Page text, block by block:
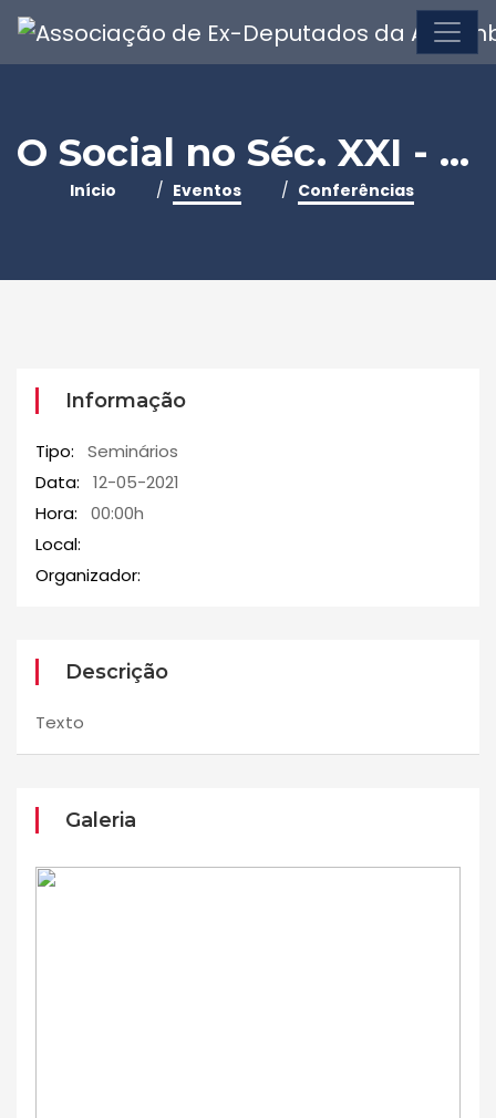
O Social no Séc. XXI - As Redes Sociais numa Democracia Liberal
Início Eventos Conferências
Informação
Tipo:
Seminários
Data:
12-05-2021
Hora:
00:00h
Local:
Organizador:
Descrição
Texto
Galeria